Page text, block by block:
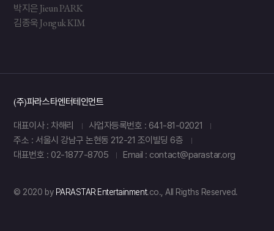
박지은 Jieun PARK
김종욱 Jonguk KIM
(주)파라스타엔터테인먼트
대표이사 : 차해리
사업자등록번호 : 641-81-02021
주소 : 서울시 강남구 논현동 212-21 조이빌딩 6층
대표번호 : 02-1877-8705
Email : contact@parastar.org
© 2020 by PARASTAR Entertainment.co., All Rigths Reserved.